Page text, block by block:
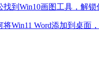
找到Win10画图工具，解锁
将Win11 Word添加到桌面